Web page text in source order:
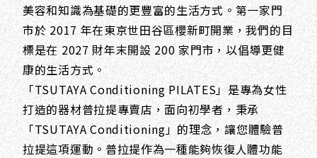
美容和知識為基礎的更豐富的生活方式。第一家門
市於 2017 年在東京世田谷區櫻新町開業，我們的目
標是在 2027 財年末開設 200 家門市，以倡導更健
康的生活方式。
「TSUTAYA Conditioning PILATES」是專為女性
打造的器材普拉提專賣店，面向初學者，秉承
「TSUTAYA Conditioning」的理念，讓您體驗普
拉提這項運動。普拉提作為一種能夠恢復人體功能